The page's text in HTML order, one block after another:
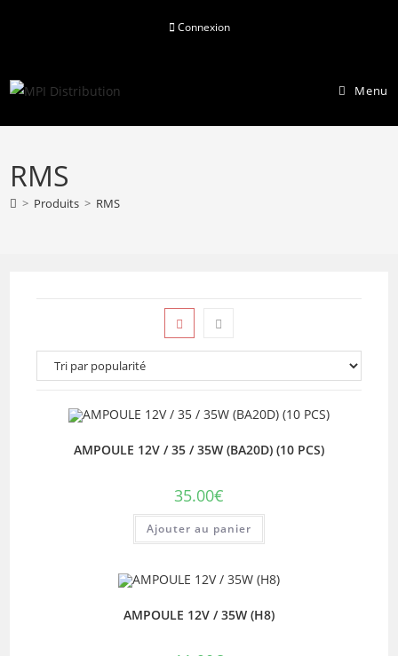
Connexion
Menu
RMS
> Produits > RMS
AMPOULE 12V / 35 / 35W (BA20D) (10 PCS)
35.00€
Ajouter au panier
AMPOULE 12V / 35W (H8)